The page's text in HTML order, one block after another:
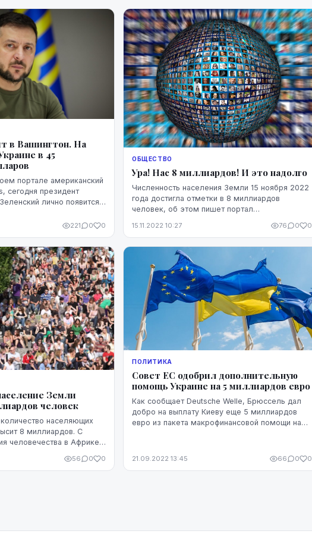
в Вашингтон. На
в 45
портале американский
сегодня президент
лично появится в
готовятся прин...
221 0 0
ОБЩЕСТВО
Ура! Нас 8 миллиардов! И это надолго
Численность населения Земли 15 ноября 2022
года достигла отметки в 8 миллиардов
человек, об этом пишет портал
15.11.2022 10:27 76 0 0
Земли
человек
населяющих
8 миллиардов. С
человечества в Африке
история знает нес...
56 0 0
ПОЛИТИКА
Совет ЕС одобрил дополнительную
помощь Украине на 5 миллиардов евро
Как сообщает Deutsche Welle, Брюссель дал
добро на выплату Киеву еще 5 миллиардов
евро из пакета макрофинансовой помощи на
21.09.2022 13:45 66 0 0